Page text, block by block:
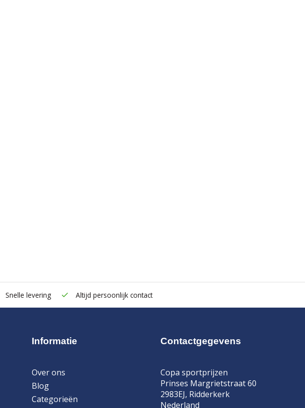
Snelle levering Altijd persoonlijk contact
Informatie
Over ons
Blog
Categorieën
Contactgegevens
Copa sportprijzen
Prinses Margrietstraat 60
2983EJ, Ridderkerk
Nederland